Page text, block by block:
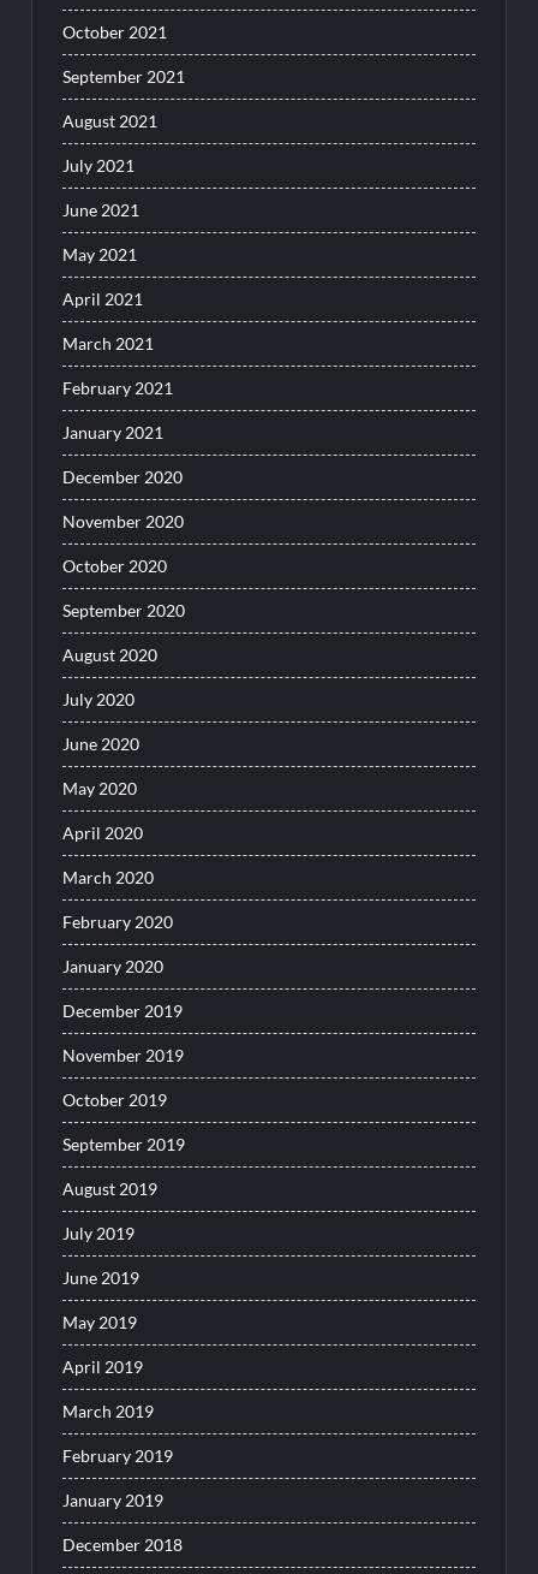
October 2021
September 2021
August 2021
July 2021
June 2021
May 2021
April 2021
March 2021
February 2021
January 2021
December 2020
November 2020
October 2020
September 2020
August 2020
July 2020
June 2020
May 2020
April 2020
March 2020
February 2020
January 2020
December 2019
November 2019
October 2019
September 2019
August 2019
July 2019
June 2019
May 2019
April 2019
March 2019
February 2019
January 2019
December 2018